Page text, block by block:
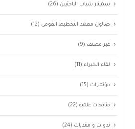
سمينار شباب الباحثيين (26)
صالون معهد التخطيط القومى (12)
غير مصنف (9)
لقاء الخبراء(11)
مؤتمرات (15)
متابعات علميه(22)
ندوات و منتديات (24)